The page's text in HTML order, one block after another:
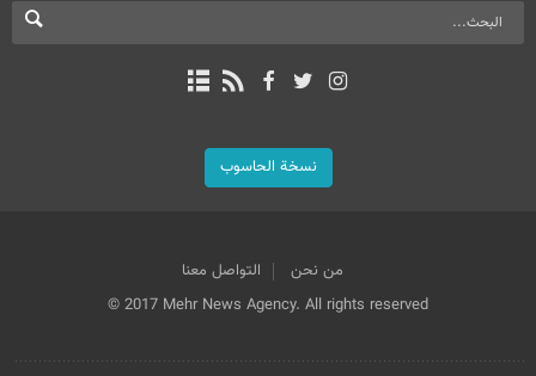
نسخة الحاسوب
من نحن
التواصل معنا
© 2017 Mehr News Agency. All rights reserved